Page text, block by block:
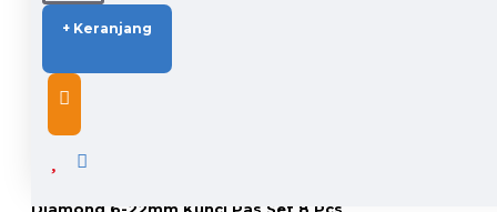
+ Keranjang
DESCRIPTION